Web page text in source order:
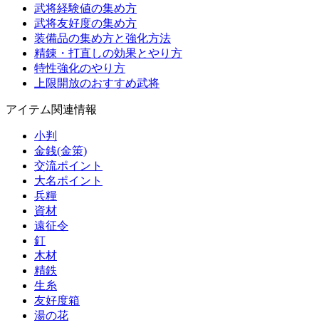
武将経験値の集め方
武将友好度の集め方
装備品の集め方と強化方法
精錬・打直しの効果とやり方
特性強化のやり方
上限開放のおすすめ武将
アイテム関連情報
小判
金銭(金策)
交流ポイント
大名ポイント
兵糧
資材
遠征令
釘
木材
精鉄
生糸
友好度箱
湯の花